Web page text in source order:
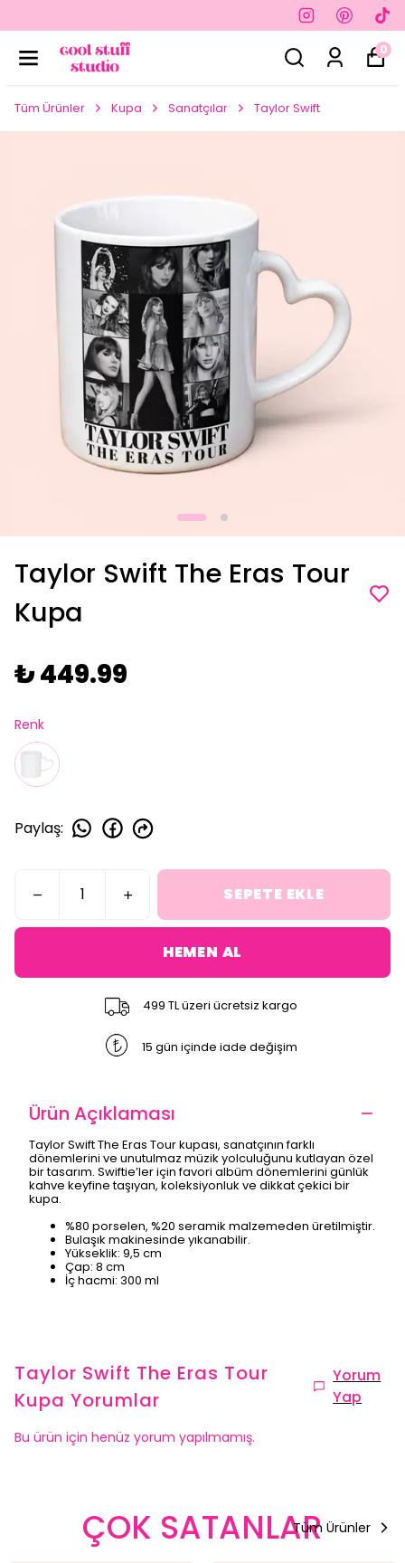
0
Tüm Ürünler Kupa Sanatçılar Taylor Swift
Taylor Swift The Eras Tour
Kupa
₺ 449.99
Renk
Paylaş:
SEPETE EKLE
HEMEN AL
499 TL üzeri ücretsiz kargo
15 gün içinde iade değişim
Ürün Açıklaması
Taylor Swift The Eras Tour kupası, sanatçının farklı
dönemlerini ve unutulmaz müzik yolculuğunu kutlayan özel
bir tasarım. Swiftie’ler için favori albüm dönemlerini günlük
kahve keyfine taşıyan, koleksiyonluk ve dikkat çekici bir
kupa.
%80 porselen, %20 seramik malzemeden üretilmiştir.
Bulaşık makinesinde yıkanabilir.
Yükseklik: 9,5 cm
Çap: 8 cm
İç hacmi: 300 ml
Taylor Swift The Eras Tour
Kupa Yorumlar
Yorum
Yap
Bu ürün için henüz yorum yapılmamış.
ÇOK SATANLARTüm Ürünler